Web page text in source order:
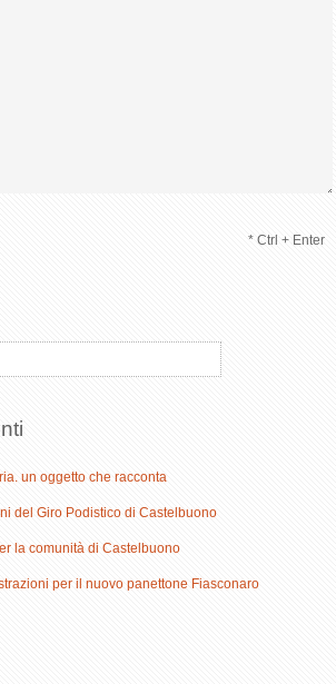
* Ctrl + Enter
un oggetto che racconta
del Giro Podistico di Castelbuono
la comunità di Castelbuono
per il nuovo panettone Fiasconaro